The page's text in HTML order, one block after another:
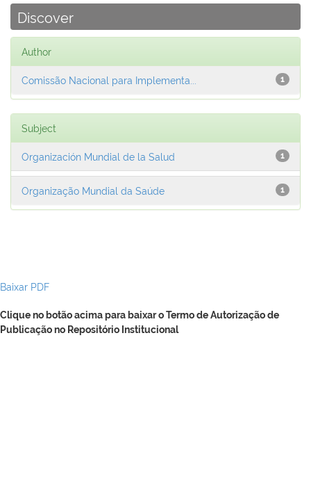
Discover
Author
1
Comissão Nacional para Implementa...
Subject
1
Organización Mundial de la Salud
1
Organização Mundial da Saúde
Baixar PDF
Clique no botão acima para baixar o Termo de Autorização de
Publicação no Repositório Institucional